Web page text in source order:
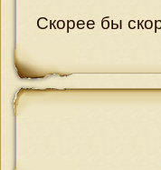
Скорее бы